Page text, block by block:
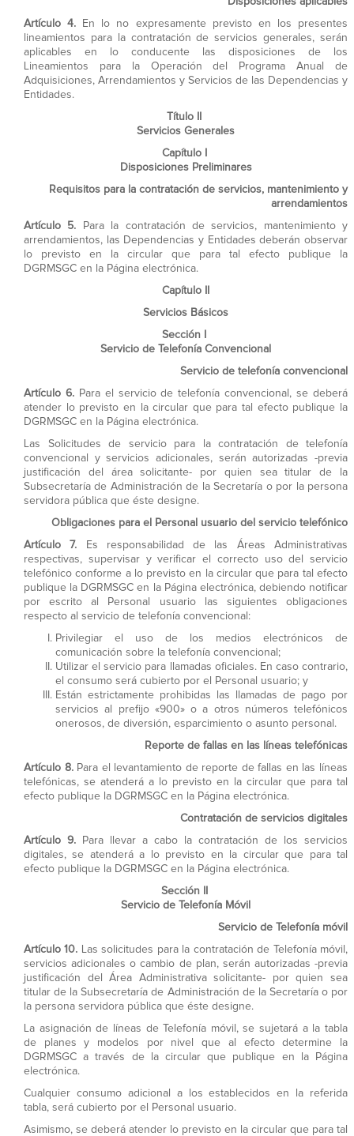
Artículo 4. En lo no expresamente previsto en los presentes
lineamientos para la contratación de servicios generales, serán
aplicables en lo conducente las disposiciones de los
Lineamientos para la Operación del Programa Anual de
Adquisiciones, Arrendamientos y Servicios de las Dependencias y
Entidades.
Título II
Servicios Generales
Capítulo I
Disposiciones Preliminares
Requisitos para la contratación de servicios, mantenimiento y
arrendamientos
Artículo 5. Para la contratación de servicios, mantenimiento y
arrendamientos, las Dependencias y Entidades deberán observar
lo previsto en la circular que para tal efecto publique la
DGRMSGC en la Página electrónica.
Capítulo II
Servicios Básicos
Sección I
Servicio de Telefonía Convencional
Servicio de telefonía convencional
Artículo 6.Para el servicio de telefonía convencional, se deberá
atender lo previsto en la circular que para tal efecto publique la
DGRMSGC en la Página electrónica.
Las Solicitudes de servicio para la contratación de telefonía
convencional y servicios adicionales, serán autorizadas -previa
justificación del área solicitante- por quien sea titular de la
Subsecretaría de Administración de la Secretaría o por la persona
servidora pública que éste designe.
Obligaciones para el Personal usuario del servicio telefónico
Artículo 7.
Es responsabilidad de las Áreas Administrativas
respectivas, supervisar y verificar el correcto uso del servicio
telefónico conforme a lo previsto en la circular que para tal efecto
publique la DGRMSGC en la Página electrónica, debiendo notificar
por escrito al Personal usuario las siguientes obligaciones
respecto al servicio de telefonía convencional:
Privilegiar el uso de los medios electrónicos de
comunicación sobre la telefonía convencional;
Utilizar el servicio para llamadas oficiales. En caso contrario,
el consumo será cubierto por el Personal usuario; y
Están estrictamente prohibidas las llamadas de pago por
servicios al prefijo «900» o a otros números telefónicos
onerosos, de diversión, esparcimiento o asunto personal.
Reporte de fallas en las líneas telefónicas
Artículo 8.Para el levantamiento de reporte de fallas en las líneas
telefónicas, se atenderá a lo previsto en la circular que para tal
efecto publique la DGRMSGC en la Página electrónica.
Contratación de servicios digitales
Artículo 9. Para llevar a cabo la contratación de los servicios
digitales, se atenderá a lo previsto en la circular que para tal
efecto publique la DGRMSGC en la Página electrónica.
Sección II
Servicio de Telefonía Móvil
Servicio de Telefonía móvil
Artículo 10. Las solicitudes para la contratación de Telefonía móvil,
servicios adicionales o cambio de plan, serán autorizadas -previa
justificación del Área Administrativa solicitante- por quien sea
titular de la Subsecretaría de Administración de la Secretaría o por
la persona servidora pública que éste designe.
La asignación de líneas de Telefonía móvil, se sujetará a la tabla
de planes y modelos por nivel que al efecto determine la
DGRMSGC a través de la circular que publique en la Página
electrónica.
Cualquier consumo adicional a los establecidos en la referida
tabla, será cubierto por el Personal usuario.
Asimismo, se deberá atender lo previsto en la circular que para tal